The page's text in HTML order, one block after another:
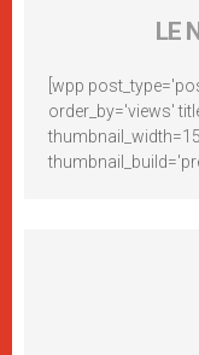
LE
[wpp
order_by='views'